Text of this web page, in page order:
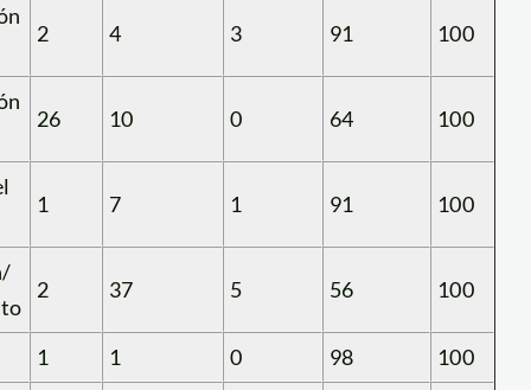
2 4 3 91 100
26 10 0 64 100
1 7 1 91 100
2 37 5 56 100
1 1 0 98
100